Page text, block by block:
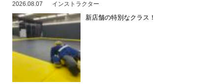
2026.08.07 インストラクター
新店舗の特別なクラス！